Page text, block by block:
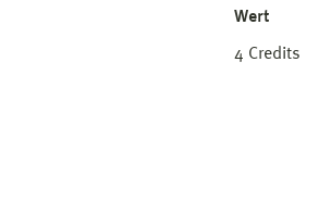
Wert
4 Credits